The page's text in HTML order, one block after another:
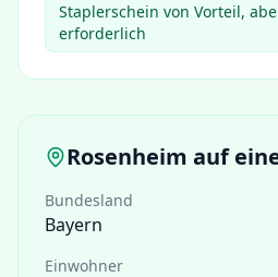
Staplerschein von Vorteil,
erforderlich
Rosenheim auf
Bundesland
Bayern
Einwohner